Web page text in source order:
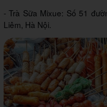
- Trà Sữa Mixue: Số 51
Liêm, Hà Nội.